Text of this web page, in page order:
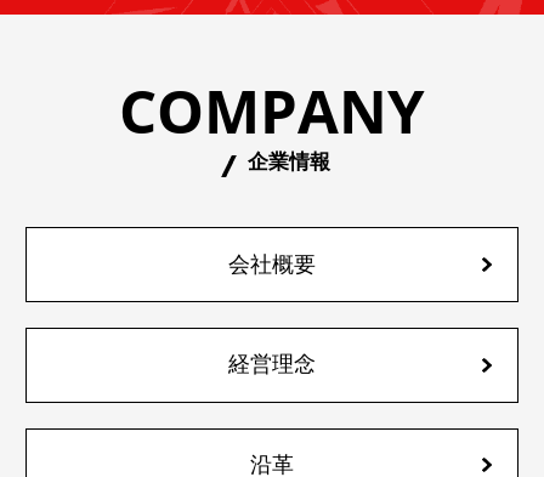
COMPANY
企業情報
会社概要
経営理念
沿革